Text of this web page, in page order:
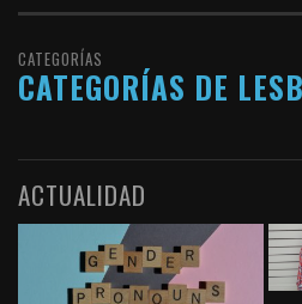
CATEGORÍAS
CATEGORÍAS DE
ACTUALIDAD